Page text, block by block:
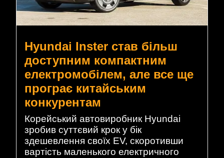
Hyundai Inster став більш
доступним компактним
електромобілем, але все ще
програє китайським
конкурентам
Корейський автовиробник Hyundai
зробив суттєвий крок у бік
здешевлення своїх EV, скоротивши
вартість маленького електричного